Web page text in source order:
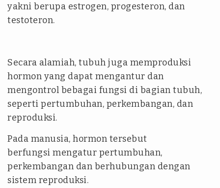
yakni berupa estrogen, progesteron, dan
testoteron.
Secara alamiah, tubuh juga memproduksi
hormon yang dapat mengantur dan
mengontrol bebagai fungsi di bagian tubuh,
seperti pertumbuhan, perkembangan, dan
reproduksi.
Pada manusia, hormon tersebut
berfungsi mengatur pertumbuhan,
perkembangan dan berhubungan dengan
sistem reproduksi.